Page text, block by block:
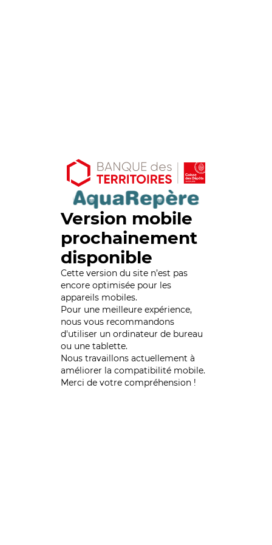
Version mobile
prochainement
disponible
Cette version du site n’est pas
encore optimisée pour les
appareils mobiles.
Pour une meilleure expérience,
nous vous recommandons
d'utiliser un ordinateur de bureau
ou une tablette.
Nous travaillons actuellement à
améliorer la compatibilité mobile.
Merci de votre compréhension !